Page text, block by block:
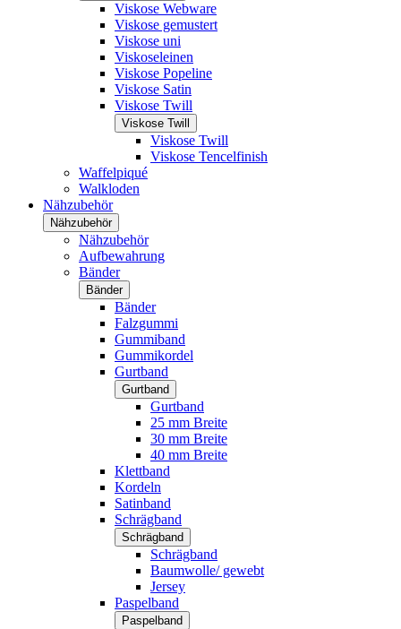
Viskose Webware
Viskose gemustert
Viskose uni
Viskoseleinen
Viskose Popeline
Viskose Satin
Viskose Twill
Viskose Twill
Viskose Twill
Viskose Tencelfinish
Waffelpiqué
Walkloden
Nähzubehör
Nähzubehör
Nähzubehör
Aufbewahrung
Bänder
Bänder
Bänder
Falzgummi
Gummiband
Gummikordel
Gurtband
Gurtband
Gurtband
25 mm Breite
30 mm Breite
40 mm Breite
Klettband
Kordeln
Satinband
Schrägband
Schrägband
Schrägband
Baumwolle/ gewebt
Jersey
Paspelband
Paspelband